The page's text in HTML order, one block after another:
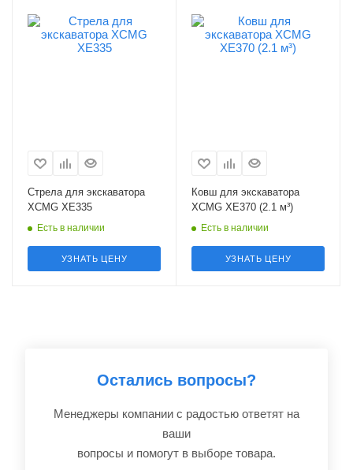
Стрела для экскаватора
XCMG XE335
Есть в наличии
УЗНАТЬ ЦЕНУ
Ковш для экскаватора
XCMG XE370 (2.1 м³)
Есть в наличии
УЗНАТЬ ЦЕНУ
Остались вопросы?
Менеджеры компании с радостью ответят на
ваши
вопросы и помогут в выборе товара.